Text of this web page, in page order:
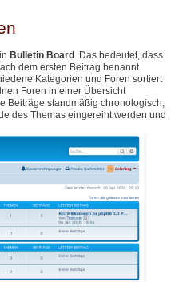
Bulletin Board . Das bedeutet, dass
dem ersten Beitrag benannt
Kategorien und Foren sortiert
Foren in einer Übersicht
Beiträge standmäßig chronologisch,
des Themas eingereiht werden und